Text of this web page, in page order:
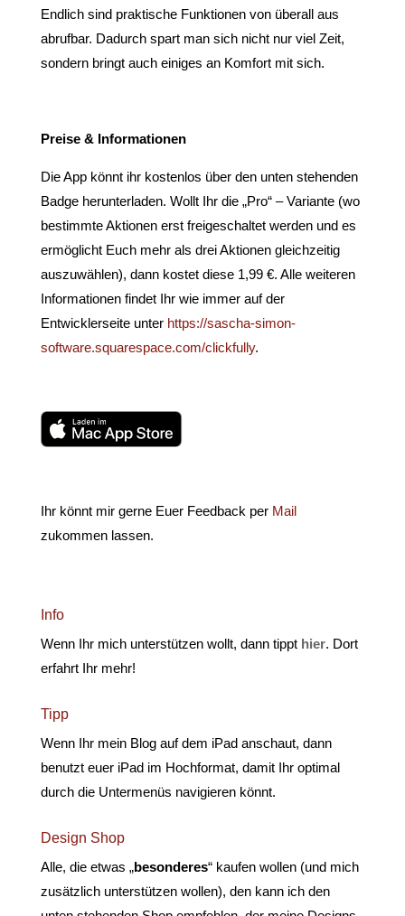
Endlich sind praktische Funktionen von überall aus
abrufbar. Dadurch spart man sich nicht nur viel Zeit,
sondern bringt auch einiges an Komfort mit sich.
Preise & Informationen
Die App könnt ihr kostenlos über den unten stehenden
Badge herunterladen. Wollt Ihr die „Pro“ – Variante (wo
bestimmte Aktionen erst freigeschaltet werden und es
ermöglicht Euch mehr als drei Aktionen gleichzeitig
auszuwählen), dann kostet diese 1,99 €. Alle weiteren
Informationen findet Ihr wie immer auf der
Entwicklerseite unter https://sascha-simon-
software.squarespace.com/clickfully.
Ihr könnt mir gerne Euer Feedback per Mail
zukommen lassen.
Info
Wenn Ihr mich unterstützen wollt, dann tippt hier. Dort
erfahrt Ihr mehr!
Tipp
Wenn Ihr mein Blog auf dem iPad anschaut, dann
benutzt euer iPad im Hochformat, damit Ihr optimal
durch die Untermenüs navigieren könnt.
Design Shop
Alle, die etwas „besonderes“ kaufen wollen (und mich
zusätzlich unterstützen wollen), den kann ich den